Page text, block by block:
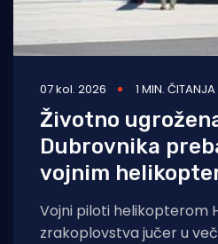
07 kol. 2026 1 MIN. ČITANJA
Životno
Dubrovnika
vojnim
Vojni piloti helikopterom
zrakoplovstva jučer u